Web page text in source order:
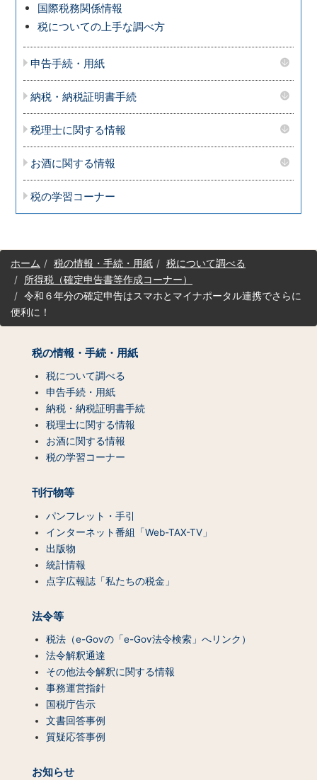
国際税務関係情報
税についての上手な調べ方
申告手続・用紙
納税・納税証明書手続
税理士に関する情報
お酒に関する情報
税の学習コーナー
サ
イ
ッ
プ
ホーム 税の情報・手続・用紙
税について調べる
所得税（確定申告書等作成コーナー）
令和６年分の確定申告はスマホとマイナポータル連携でさらに
便利に！
税の情報・手続・用紙
税について調べる
申告手続・用紙
納税・納税証明書手続
税理士に関する情報
お酒に関する情報
税の学習コーナー
刊行物等
パンフレット・手引
インターネット番組「Web-TAX-TV」
出版物
統計情報
点字広報誌「私たちの税金」
法令等
税法（e-Govの「e-Gov法令検索」へリンク）
法令解釈通達
その他法令解釈に関する情報
事務運営指針
国税庁告示
文書回答事例
質疑応答事例
お知らせ